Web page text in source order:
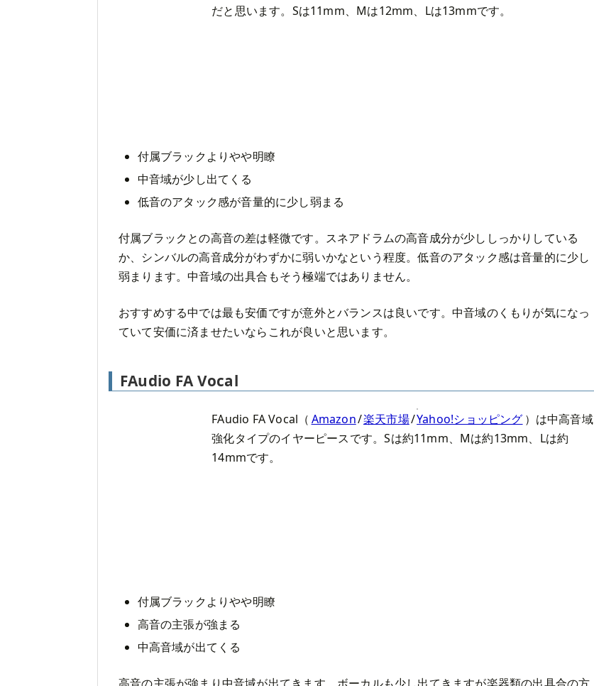
だと思います。Sは11mm、Mは12mm、Lは13mmです。
付属ブラックよりやや明瞭
中音域が少し出てくる
低音のアタック感が音量的に少し弱まる
付属ブラックとの高音の差は軽微です。スネアドラムの高音成分が少ししっかりしている
か、シンバルの高音成分がわずかに弱いかなという程度。低音のアタック感は音量的に少し
弱まります。中音域の出具合もそう極端ではありません。
おすすめする中では最も安価ですが意外とバランスは良いです。中音域のくもりが気になっ
ていて安価に済ませたいならこれが良いと思います。
FAudio FA Vocal
FAudio FA Vocal（ Amazon/楽天市場/Yahoo!ショッピング ）は中高音域
強化タイプのイヤーピースです。Sは約11mm、Mは約13mm、Lは約
14mmです。
付属ブラックよりやや明瞭
高音の主張が強まる
中高音域が出てくる